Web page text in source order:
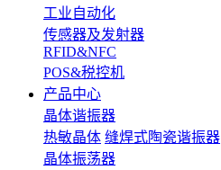
工业自动化
传感器及发射器
RFID&NFC
POS&税控机
产品中心
晶体谐振器
热敏晶体 缝焊式陶瓷谐振器
晶体振荡器